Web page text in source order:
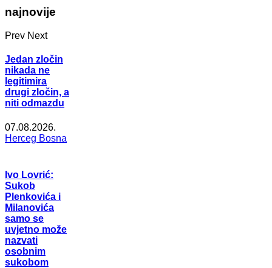
najnovije
Prev Next
Jedan zločin
nikada ne
legitimira
drugi zločin, a
niti odmazdu
07.08.2026.
Herceg Bosna
Ivo Lovrić:
Sukob
Plenkovića i
Milanovića
samo se
uvjetno može
nazvati
osobnim
sukobom